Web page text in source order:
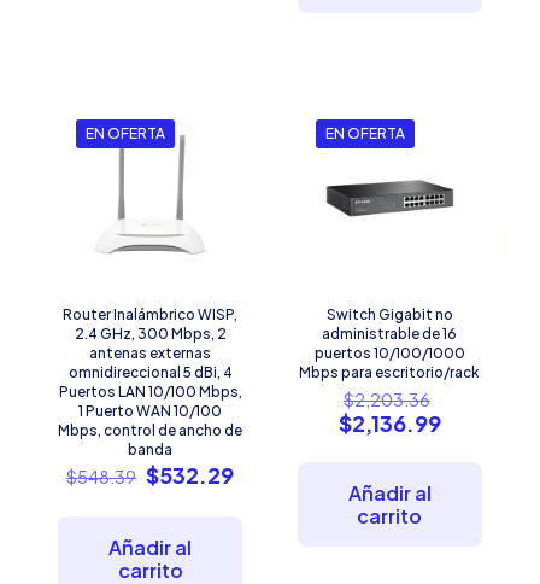
EN OFERTA
Router Inalámbrico WISP,
2.4 GHz, 300 Mbps, 2
antenas externas
omnidireccional 5 dBi, 4
Puertos LAN 10/100 Mbps,
1 Puerto WAN 10/100
Mbps, control de ancho de
banda
$548.39 El
era:
$548.39.
$532.29El
Añadir al
carrito
EN OFERTA
Switch Gigabit no
administrable de 16
puertos 10/100/1000
Mbps para escritorio/rack
$2,203.36
precio
$2,136.99El
Añadir al
carrito